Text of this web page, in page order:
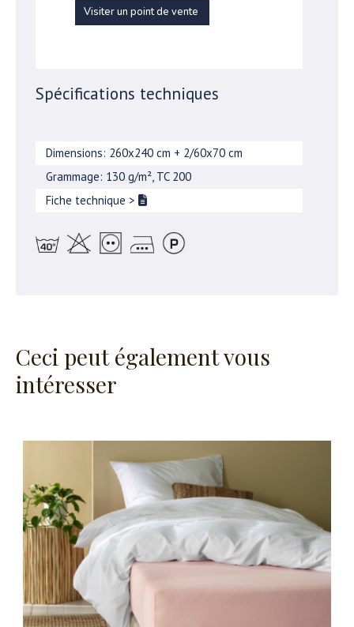
Visiter un point de vente
Spécifications techniques
Dimensions: 260x240 cm + 2/60x70 cm
Grammage: 130 g/m², TC 200
Fiche technique >
Ceci peut également vous
intéresser